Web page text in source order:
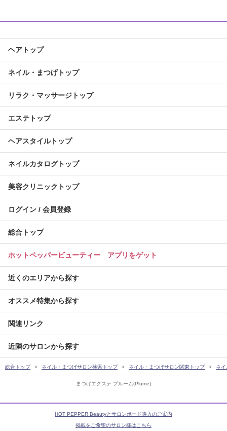
まつげエクステ プルーム(Plume)
ヘアトップ
ネイル・まつげトップ
リラク・マッサージトップ
エステトップ
ヘアスタイルトップ
ネイルカタログトップ
美容クリニックトップ
ログイン / 会員登録
総合トップ
ホットペッパービューティー アプリをゲット
近くのエリアから探す
オススメ特集から探す
関連リンク
近隣のサロンから探す
総合トップ ネイル・まつげサロン検索トップ ネイル・まつげサロン関東トップ ネ
HOT PEPPER Beautyとサロンボード導入のご案内
掲載をご希望のサロン様はこちら